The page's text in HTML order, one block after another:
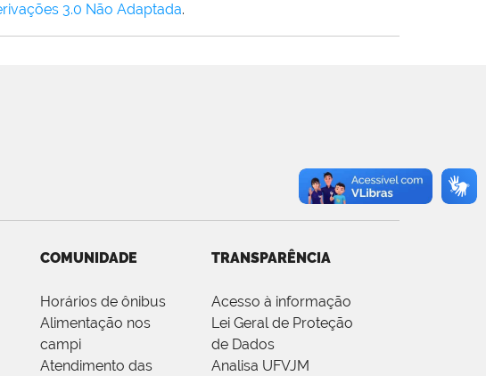
3.0 Não Adaptada.
COMUNIDADE
Horários de ônibus
Alimentação nos
campi
Atendimento das
TRANSPARÊNCIA
Acesso à informação
Lei Geral de Proteção
de Dados
Analisa UFVJM